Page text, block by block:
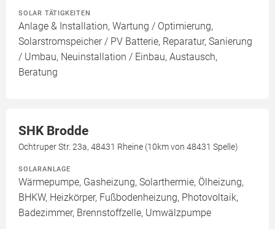
SOLAR TÄTIGKEITEN
Anlage & Installation, Wartung / Optimierung,
Solarstromspeicher / PV Batterie, Reparatur, Sanierung
/ Umbau, Neuinstallation / Einbau, Austausch,
Beratung
SHK Brodde
Ochtruper Str. 23a, 48431 Rheine (10km von 48431 Spelle)
SOLARANLAGE
Wärmepumpe, Gasheizung, Solarthermie, Ölheizung,
BHKW, Heizkörper, Fußbodenheizung, Photovoltaik,
Badezimmer, Brennstoffzelle, Umwälzpumpe